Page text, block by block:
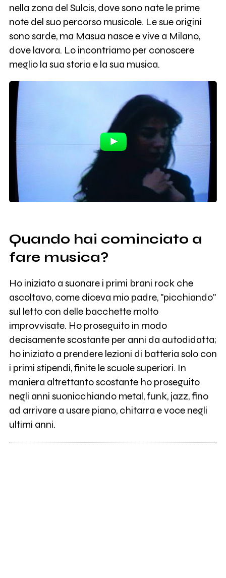
nella zona del Sulcis, dove sono nate le prime
note del suo percorso musicale. Le sue origini
sono sarde, ma Masua nasce e vive a Milano,
dove lavora. Lo incontriamo per conoscere
meglio la sua storia e la sua musica.
Quando hai cominciato a
fare musica?
Ho iniziato a suonare i primi brani rock che
ascoltavo, come diceva mio padre, "picchiando"
sul letto con delle bacchette molto
improvvisate. Ho proseguito in modo
decisamente scostante per anni da autodidatta;
ho iniziato a prendere lezioni di batteria solo con
i primi stipendi, finite le scuole superiori. In
maniera altrettanto scostante ho proseguito
negli anni suonicchiando metal, funk, jazz, fino
ad arrivare a usare piano, chitarra e voce negli
ultimi anni.